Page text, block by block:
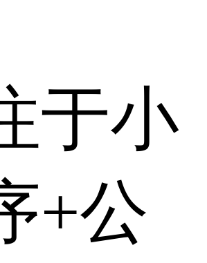
于小
+公